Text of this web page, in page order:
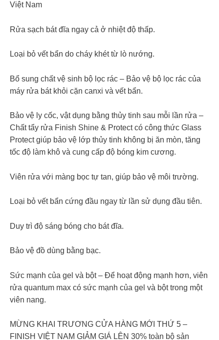
Việt Nam
Rửa sạch bát đĩa ngay cả ở nhiệt độ thấp.
Loại bỏ vết bẩn do cháy khét từ lò nướng.
Bổ sung chất vệ sinh bộ lọc rác – Bảo vệ bộ lọc rác của
máy rửa bát khỏi cặn canxi và vết bẩn.
Bảo vệ ly cốc, vật dụng bằng thủy tinh sau mỗi lần rửa –
Chất tẩy rửa Finish Shine & Protect có công thức Glass
Protect giúp bảo vệ lớp thủy tinh không bị ăn mòn, tăng
tốc độ làm khô và cung cấp độ bóng kim cương.
Viên rửa với màng bọc tự tan, giúp bảo vệ môi trường.
Loại bỏ vết bẩn cứng đầu ngay từ lần sử dụng đầu tiên.
Duy trì độ sáng bóng cho bát đĩa.
Bảo vệ đồ dùng bằng bạc.
Sức mạnh của gel và bột – Để hoạt động mạnh hơn, viên
rửa quantum max có sức mạnh của gel và bột trong một
viên nang.
MỪNG KHAI TRƯƠNG CỬA HÀNG MỚI THỨ 5 –
FINISH VIỆT NAM GIẢM GIÁ LÊN 30% toàn bộ sản